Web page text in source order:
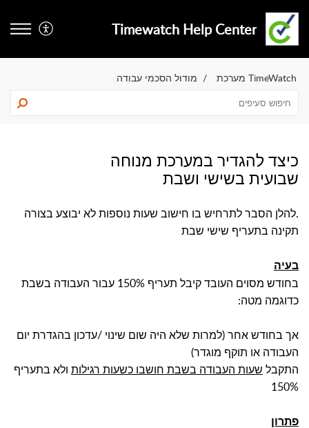
Timewatch Help Center
TimeWatch מערכת מודול הסכמי עבודה
כיצד להגדיר במערכת מנוחה
שבועית בשישי ושבת
.להלן הסבר לתרחיש בו חישוב שעות נוספות לא יבוצע בצורה
תקינה בתעריף שישי שבת
בעיה
בחודש מסוים העובד קיבל תעריף 150% עבור העבודה בשבת
כדוגמה מטה:
אך בחודש אחר (למרות שלא היה שום שינוי /עדכון בהגדרת יום
העבודה או תוקף מוגדר)
התקבל שעות העבודה בשבת חושבו כשעות רגילות ולא בתעריף
150%
פתרון